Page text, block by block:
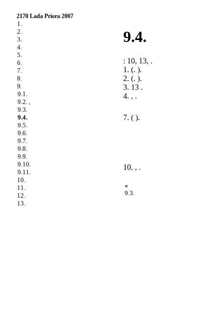
2170 Lada Priora 2007
1.
2.
3.
4.
5.
6.
7.
8.
9.
9.1.
9.2. ,
9.3.
9.4.
9.5.
9.6.
9.7.
9.8.
9.9.
9.10.
9.11.
10.
11.
12.
13.
9.4.
: 10, 13, .
1. (. ).
2. (. ).
3. 13 .
4. , .
7. ( ).
10. , .
«
9.3.